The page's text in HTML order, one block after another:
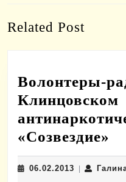
post:
Related Post
Волонтеры-
Клинцовском
«Созвездие»
в
06.02.2013 06.02.2013